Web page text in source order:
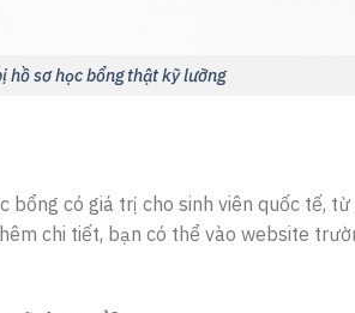
hồ sơ học bổng thật kỹ lưỡng
bổng có giá trị cho sinh viên quốc tế,
chi tiết, bạn có thể vào website